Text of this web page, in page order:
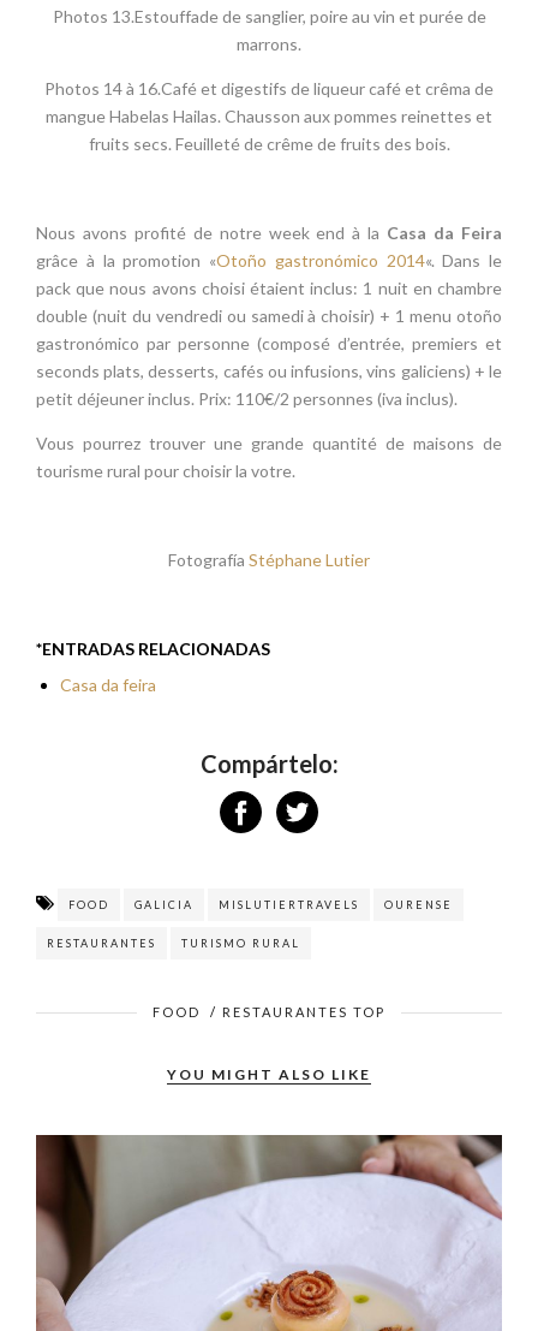
Photos 13.Estouffade de sanglier, poire au vin et purée de
marrons.
Photos 14 à 16.Café et digestifs de liqueur café et crêma de
mangue Habelas Hailas. Chausson aux pommes reinettes et
fruits secs. Feuilleté de crême de fruits des bois.
Nous avons profité de notre week end à la Casa da Feira
grâce à la promotion «Otoño gastronómico 2014«. Dans le
pack que nous avons choisi étaient inclus: 1 nuit en chambre
double (nuit du vendredi ou samedi à choisir) + 1 menu otoño
gastronómico par personne (composé d’entrée, premiers et
seconds plats, desserts, cafés ou infusions, vins galiciens) + le
petit déjeuner inclus. Prix: 110€/2 personnes (iva inclus).
Vous pourrez trouver une grande quantité de maisons de
tourisme rural pour choisir la votre.
Fotografía Stéphane Lutier
*ENTRADAS RELACIONADAS
Casa da feira
Compártelo:
FOOD GALICIA MISLUTIERTRAVELS OURENSE
RESTAURANTES TURISMO RURAL
FOOD / RESTAURANTES TOP
YOU MIGHT ALSO LIKE